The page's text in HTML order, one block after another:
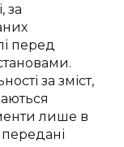
за
перед
за зміст,
лише в